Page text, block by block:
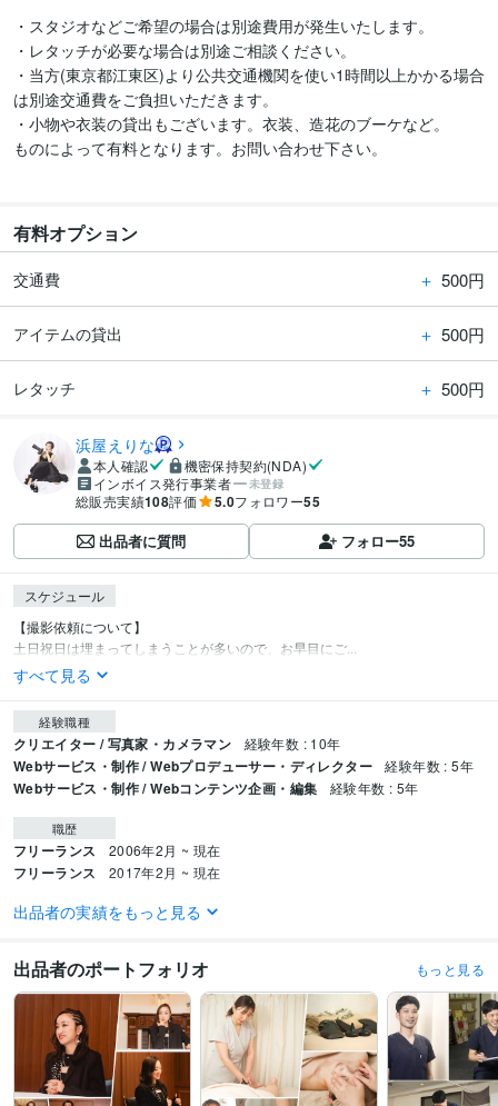
・スタジオなどご希望の場合は別途費用が発生いたします。
・レタッチが必要な場合は別途ご相談ください。
・当方(東京都江東区)より公共交通機関を使い1時間以上かかる場合
は別途交通費をご負担いただきます。
・小物や衣装の貸出もございます。衣装、造花のブーケなど。
ものによって有料となります。お問い合わせ下さい。
有料オプション
交通費 ＋ 500円
アイテムの貸出 ＋ 500円
レタッチ ＋ 500円
浜屋えりな
本人確認
機密保持契約(NDA)
インボイス発行事業者
未登録
総販売実績108評価 5.0フォロワー55
出品者に質問 フォロー55
スケジュール
【撮影依頼について】
土日祝日は埋まってしまうことが多いので、お早目にご...
すべて見る
経験職種
クリエイター / 写真家・カメラマン 経験年数 : 10年
Webサービス・制作 / Webプロデューサー・ディレクター 経験年数 : 5年
Webサービス・制作 / Webコンテンツ企画・編集 経験年数 : 5年
職歴
フリーランス 2006年2月 ~ 現在
フリーランス 2017年2月 ~ 現在
ビジネス・クリエイティブツール
Google Analytics:7年
得意分野
動画編集・映像制作 人物撮影
学歴
大東文化大学 1991年3月 ~ 1995年2月
出品者の実績をもっと見る
出品者のポートフォリオ もっと見る